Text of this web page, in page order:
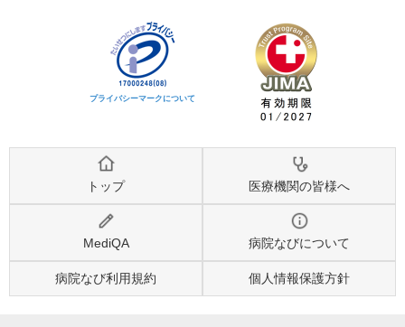
プライバシーマークについて
トップ 医療機関の皆様へ
MediQA 病院なびについて
病院なび利用規約 個人情報保護方針